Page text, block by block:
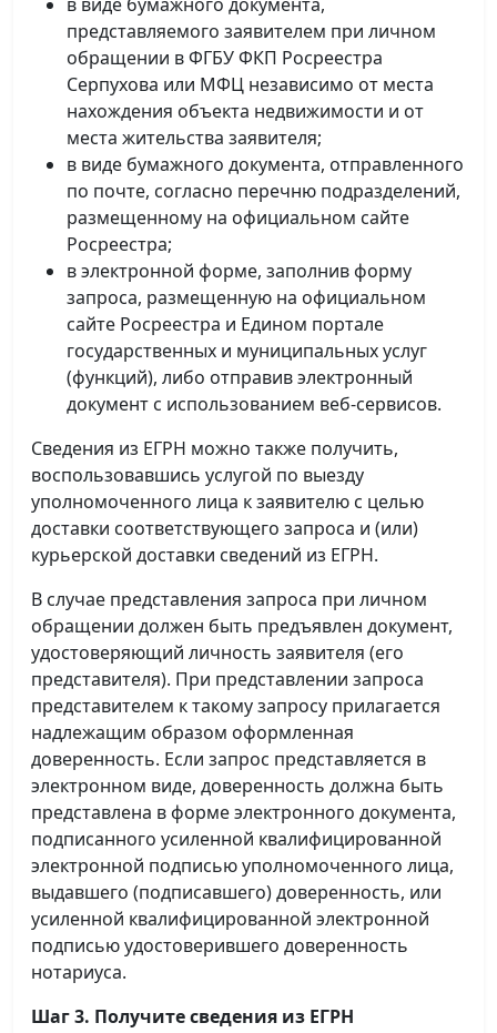
представляемого заявителем при личном
обращении в ФГБУ ФКП Росреестра
Серпухова или МФЦ независимо от места
нахождения объекта недвижимости и от
места жительства заявителя;
в виде бумажного документа, отправленного
по почте, согласно перечню подразделений,
размещенному на официальном сайте
Росреестра;
в электронной форме, заполнив форму
запроса, размещенную на официальном
сайте Росреестра и Едином портале
государственных и муниципальных услуг
(функций), либо отправив электронный
документ с использованием веб-сервисов.
Сведения из ЕГРН можно также получить,
воспользовавшись услугой по выезду
уполномоченного лица к заявителю с целью
доставки соответствующего запроса и (или)
курьерской доставки сведений из ЕГРН.
В случае представления запроса при личном
обращении должен быть предъявлен документ,
удостоверяющий личность заявителя (его
представителя). При представлении запроса
представителем к такому запросу прилагается
надлежащим образом оформленная
доверенность. Если запрос представляется в
электронном виде, доверенность должна быть
представлена в форме электронного документа,
подписанного усиленной квалифицированной
электронной подписью уполномоченного лица,
выдавшего (подписавшего) доверенность, или
усиленной квалифицированной электронной
подписью удостоверившего доверенность
нотариуса.
Шаг 3. Получите сведения из ЕГРН